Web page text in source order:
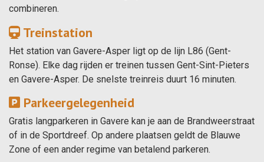
combineren.
Treinstation
Het station van Gavere-Asper ligt op de lijn L86 (Gent-
Ronse). Elke dag rijden er treinen tussen Gent-Sint-Pieters
en Gavere-Asper. De snelste treinreis duurt 16 minuten.
Parkeergelegenheid
Gratis langparkeren in Gavere kan je aan de Brandweerstraat
of in de Sportdreef. Op andere plaatsen geldt de Blauwe
Zone of een ander regime van betalend parkeren.